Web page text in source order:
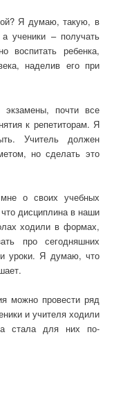
Я думаю, такую, в
ученики – получать
воспитать ребенка,
наделив его при
почти все
к репетиторам. Я
Учитель должен
но сделать это
о своих учебных
дисциплина в наши
ходили в формах,
про сегодняшних
уроки. Я думаю, что
можно провести ряд
и учителя ходили
стала для них по-